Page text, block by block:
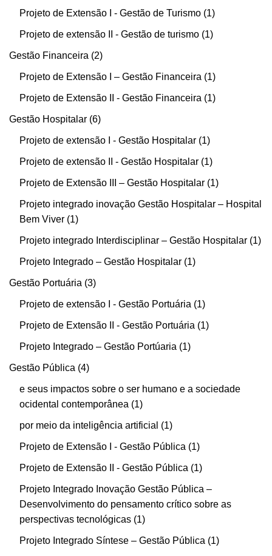
Projeto de Extensão I - Gestão de Turismo 1
Projeto de extensão II - Gestão de turismo 1
Gestão Financeira 2
Projeto de Extensão I – Gestão Financeira 1
Projeto de Extensão II - Gestão Financeira 1
Gestão Hospitalar 6
Projeto de extensão I - Gestão Hospitalar 1
Projeto de extensão II - Gestão Hospitalar 1
Projeto de Extensão III – Gestão Hospitalar 1
Projeto integrado inovação Gestão Hospitalar – Hospital
Bem Viver 1
Projeto integrado Interdisciplinar – Gestão Hospitalar 1
Projeto Integrado – Gestão Hospitalar 1
Gestão Portuária 3
Projeto de extensão I - Gestão Portuária 1
Projeto de Extensão II - Gestão Portuária 1
Projeto Integrado – Gestão Portúaria 1
Gestão Pública 4
e seus impactos sobre o ser humano e a sociedade
ocidental contemporânea
1
por meio da inteligência artificial 1
Projeto de Extensão I - Gestão Pública 1
Projeto de Extensão II - Gestão Pública 1
Projeto Integrado Inovação Gestão Pública –
Desenvolvimento do pensamento crítico sobre as
perspectivas tecnológicas 1
Projeto Integrado Síntese – Gestão Pública 1